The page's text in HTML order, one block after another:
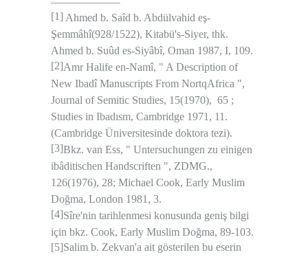
[1] Ahmed b. Saîd b. Abdülvahid eş-
Şemmâhî(928/1522), Kitabü's-Siyer, thk.
Ahmed b. Suûd es-Siyâbî, Oman 1987, I, 109.
[2]Amr Halife en-Namî, " A Description of
New Ibadî Manuscripts From NortqAfrica ",
Journal of Semitic Studies, 15(1970), 65 ;
Studies in Ibadısm, Cambridge 1971, 11.
(Cambridge Üniversitesinde doktora tezi).
[3]Bkz. van Ess, " Untersuchungen zu einigen
ibâditischen Handscriften ", ZDMG.,
126(1976), 28; Michael Cook, Early Muslim
Doğma, London 1981, 3.
[4]Sîre'nin tarihlenmesi konusunda geniş bilgi
için bkz. Cook, Early Muslim Doğma, 89-103.
[5]Salim b. Zekvan'a ait gösterilen bu eserin